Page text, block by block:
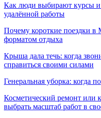
Как люди выбирают курсы и
удалённой работы
Почему короткие поездки в
форматом отдыха
Крыша дала течь: когда
справиться своими силами
Генеральная уборка: когда
Косметический ремонт или
выбрать масштаб работ в